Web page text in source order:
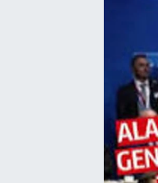
YAZARLAR
POLİTİKA